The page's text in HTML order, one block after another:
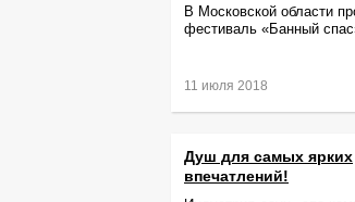
В Московской области
фестиваль «Банный
11 июля 2018
Душ для самых ярких
впечатлений!